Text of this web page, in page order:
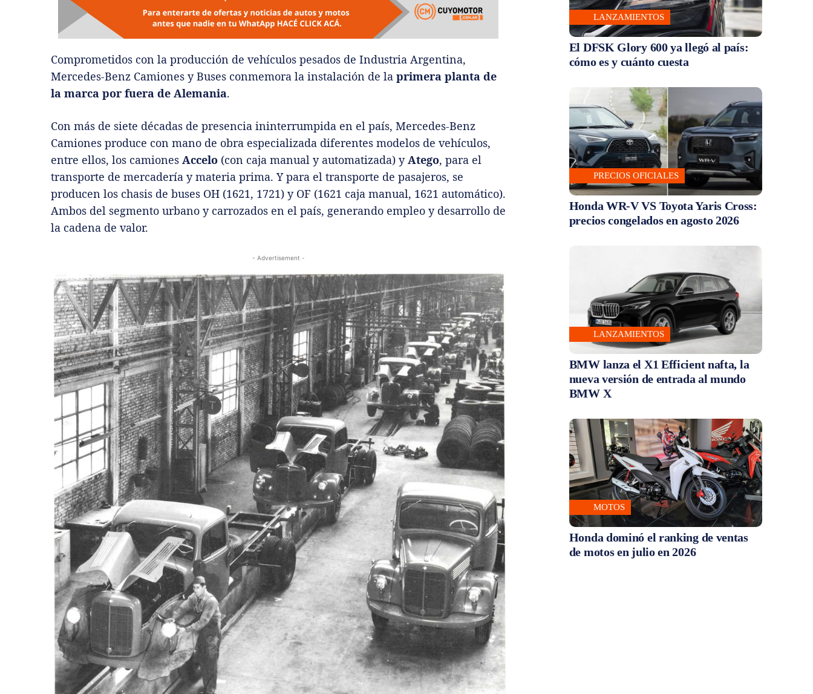
Comprometidos con la producción de vehículos pesados de Industria Argentina,
Mercedes-Benz Camiones y Buses conmemora la instalación de la primera planta de
la marca por fuera de Alemania.
Con más de siete décadas de presencia ininterrumpida en el país, Mercedes-Benz
Camiones produce con mano de obra especializada diferentes modelos de vehículos,
entre ellos, los camiones Accelo (con caja manual y automatizada) yAtego, para el
transporte de mercadería y materia prima. Y para el transporte de pasajeros, se
producen los chasis de buses OH (1621, 1721) y OF (1621 caja manual, 1621 automático).
Ambos del segmento urbano y carrozados en el país, generando empleo y desarrollo de
la cadena de valor.
- Advertisement -
LANZAMIENTOS
El DFSK Glory 600 ya llegó al país:
cómo es y cuánto cuesta
PRECIOS OFICIALES
Honda WR-V VS Toyota Yaris Cross:
precios congelados en agosto 2026
LANZAMIENTOS
BMW lanza el X1 Efficient nafta, la
nueva versión de entrada al mundo
BMW X
MOTOS
Honda dominó el ranking de ventas
de motos en julio en 2026